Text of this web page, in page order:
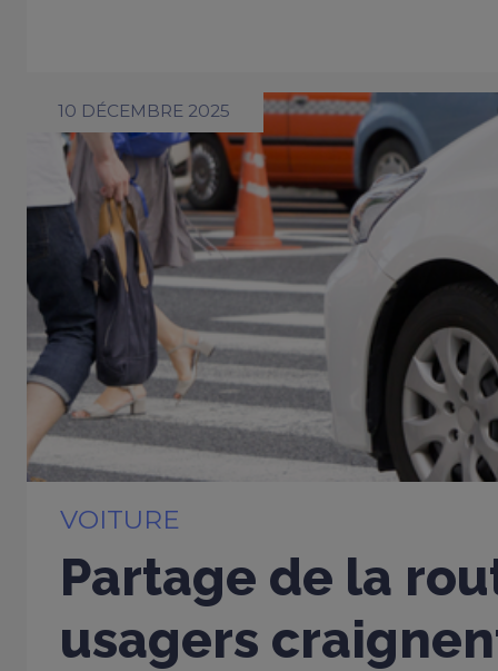
10 DÉCEMBRE 2025
VOITURE
Partage de la
usagers